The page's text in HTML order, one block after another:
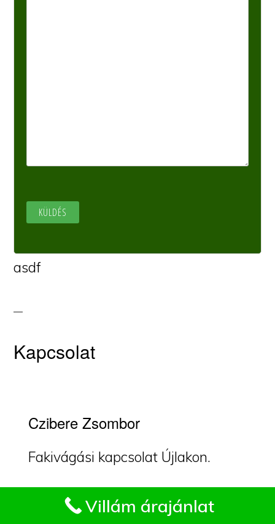
asdf
Kapcsolat
Czibere Zsombor
Fakivágási kapcsolat Újlakon.
Telefon: +36 21 222 8073
Villám árajánlat